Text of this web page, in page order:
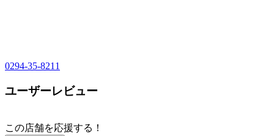
0294-35-8211
ユーザーレビュー
この店舗を応援する！